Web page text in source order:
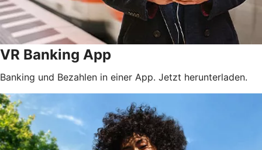
VR Banking App
Banking und Bezahlen in einer App. Jetzt herunterladen.